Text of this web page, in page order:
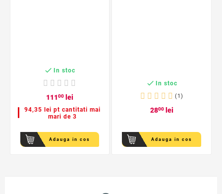
 In stoc
11100lei
94,35 lei pt cantitati mai
mari de 3
Adauga in cos
 In stoc
(1)
2800lei
Adauga in cos